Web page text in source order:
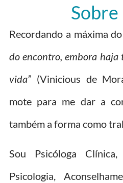
Recordando a máxima
do encontro, embora haja
vida” (Vinicious de
mote para me dar a
também a forma como
Sou Psicóloga
Psicologia,